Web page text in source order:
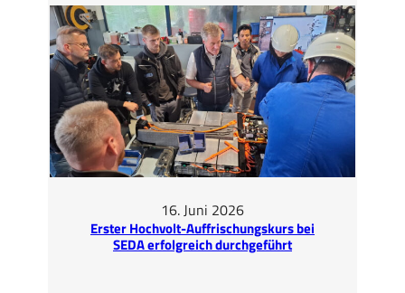
16. Juni 2026
Erster Hochvolt-Auffrischungskurs bei
SEDA erfolgreich durchgeführt